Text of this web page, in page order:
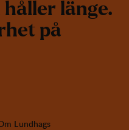
håller länge.
het på
Lundhags